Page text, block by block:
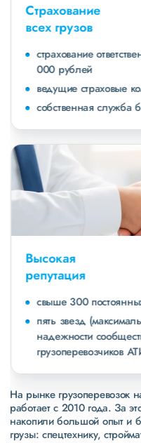
Страхование
всех грузов
страхование
000 рублей
ведущие страховые
собственная служба
Высокая
репутация
свыше 300
пять звезд
надежности
грузоперевозчиков
На рынке грузоперевозок
работает с 2010 года. За
накопили большой опыт и
грузы: спецтехнику,